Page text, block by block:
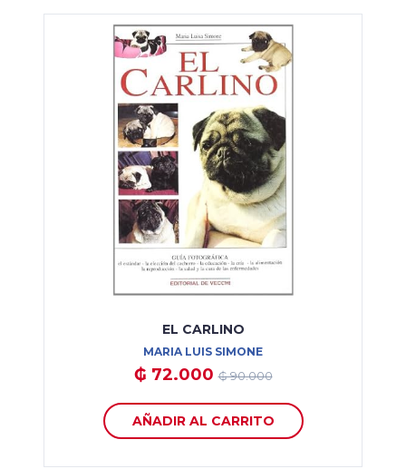
EL CARLINO
MARIA LUIS SIMONE
₲ 72.000₲ 90.000
AÑADIR AL CARRITO